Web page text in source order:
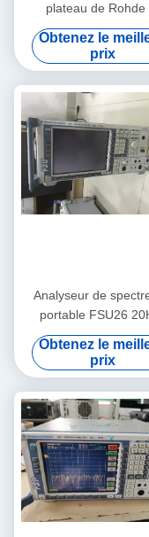
plateau de Rohde
Schwarz FSW67
plage de 2 Hz à 67
un faible bruit de
Obtenez le
prix
Analyseur de
portable FSU26
26.5GHz Rohde et
Obtenez le
prix